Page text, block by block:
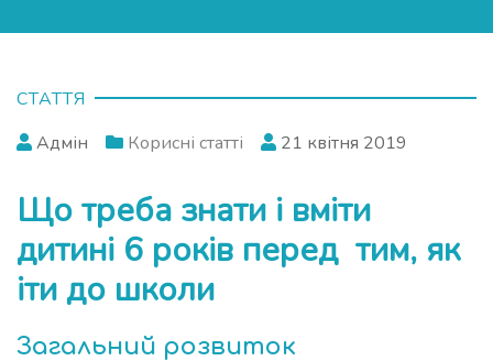
СТАТТЯ
Адмін
Корисні статті 21 квітня 2019
Що треба знати і вміти
дитині 6 років перед тим, як
іти до школи
Загальний розвиток